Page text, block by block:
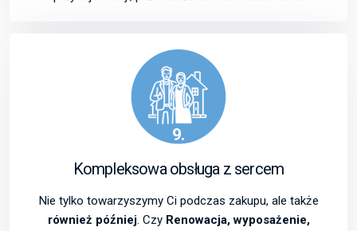
9.
Kompleksowa obsługa z sercem
Nie tylko towarzyszymy Ci podczas zakupu, ale także
również później. Czy Renowacja, wyposażenie,